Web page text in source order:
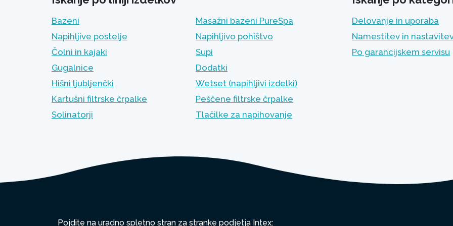
Bazeni
Masažni bazeni PureSpa
Napihljive postelje
Napihljivo pohištvo
Čolni in kajaki
Supi
Gugalnice
Dodatki
Hišni ljubljenčki
Wetset (napihljivi izdelki)
Kartušni filtrske črpalke
Peščene filtrske črpalke
Solinatorji
Tlačilke za napihovanje
Delovanje in uporaba
Namestitev in
Po garancijskem servisu
Pojdite na uradno spletno stran za stranke podjetja Intex: